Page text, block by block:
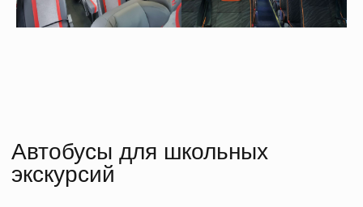
Сказочный град
Томилино
Шоколадная фабрика
Подарочные сертификаты